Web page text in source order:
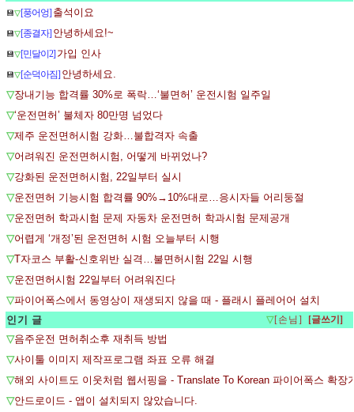
💾▽[풍어엉] 출석이요
💾▽[종결자] 안녕하세요!~
💾▽[민달이2] 가입 인사
💾▽[순덕아짐] 안녕하세요.
▽장내기능 합격률 30%로 폭락…‘불면허’ 운전시험 일주일
▽‘운전면허’ 불체자 80만명 넘었다
▽제주 운전면허시험 강화…불합격자 속출
▽어려워진 운전면허시험, 어떻게 바뀌었나?
▽강화된 운전면허시험, 22일부터 실시
▽운전면허 기능시험 합격률 90%→10%대로…응시자들 어리둥절
▽운전면허 학과시험 문제 자동차 운전면허 학과시험 문제공개
▽어렵게 ‘개정’된 운전면허 시험 오늘부터 시행
▽T자코스 부활-신호위반 실격…불면허시험 22일 시행
▽운전면허시험 22일부터 어려워진다
▽파이어폭스에서 동영상이 재생되지 않을 때 - 플래시 플레어어 설치
인기 글
▽[손님]
▽음주운전 면허취소후 재취득 방법
▽사이툴 이미지 제작프로그램 좌표 오류 해결
▽해외 사이트도 이웃처럼 웹서핑을 - Translate To Korean 파이어폭스 확장
▽안드로이드 - 앱이 설치되지 않았습니다.